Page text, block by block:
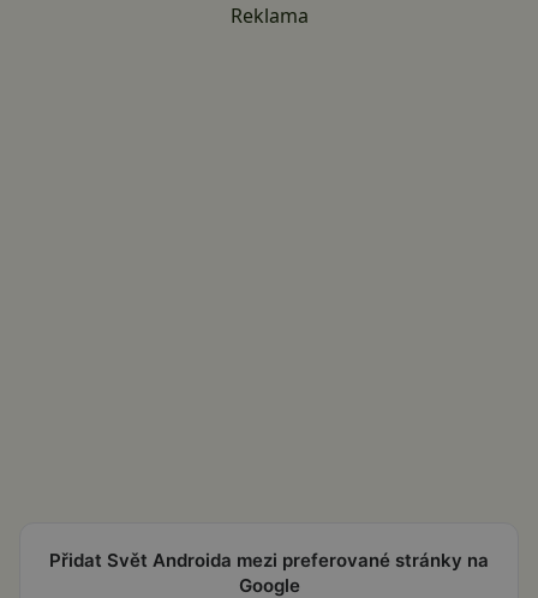
Reklama
Přidat Svět Androida mezi preferované stránky na
Google